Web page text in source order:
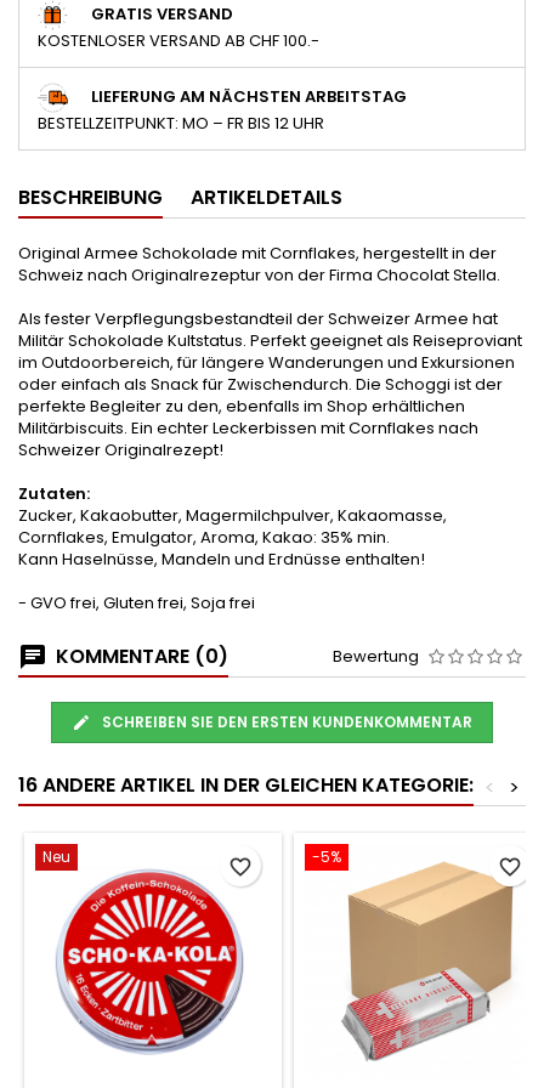
GRATIS VERSAND
KOSTENLOSER VERSAND AB CHF 100.-
LIEFERUNG AM NÄCHSTEN ARBEITSTAG
BESTELLZEITPUNKT: MO – FR BIS 12 UHR
BESCHREIBUNG ARTIKELDETAILS
Original Armee Schokolade mit Cornflakes, hergestellt in der
Schweiz nach Originalrezeptur von der Firma Chocolat Stella.
Als fester Verpflegungsbestandteil der Schweizer Armee hat
Militär Schokolade Kultstatus. Perfekt geeignet als Reiseproviant
im Outdoorbereich, für längere Wanderungen und Exkursionen
oder einfach als Snack für Zwischendurch. Die Schoggi ist der
perfekte Begleiter zu den, ebenfalls im Shop erhältlichen
Militärbiscuits. Ein echter Leckerbissen mit Cornflakes nach
Schweizer Originalrezept!
Zutaten:
Zucker, Kakaobutter, Magermilchpulver, Kakaomasse,
Cornflakes, Emulgator, Aroma, Kakao: 35% min.
Kann Haselnüsse, Mandeln und Erdnüsse enthalten!
- GVO frei, Gluten frei, Soja frei
KOMMENTARE (0) Bewertung
SCHREIBEN SIE DEN ERSTEN KUNDENKOMMENTAR
16 ANDERE ARTIKEL IN DER GLEICHEN KATEGORIE: >
<
Neu favorite_border -5% favorite_border